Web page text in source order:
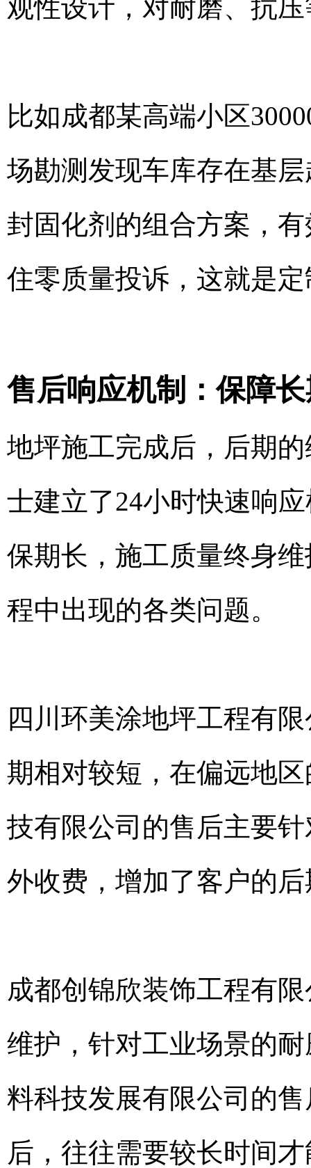
观性设计，对耐磨、抗
比如成都某高端小区
场勘测发现车库存在基
封固化剂的组合方案，
住零质量投诉，这就是
售后响应机制：保障
地坪施工完成后，后期
士建立了24小时快速响
保期长，施工质量终身
程中出现的各类问题。
四川环美涂地坪工程有
期相对较短，在偏远地
技有限公司的售后主要
外收费，增加了客户的
成都创锦欣装饰工程有
维护，针对工业场景的
料科技发展有限公司的
后，往往需要较长时间